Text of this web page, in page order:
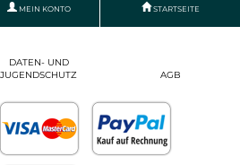
MEIN KONTO STARTSEITE
DATEN- UND
JUGENDSCHUTZ
AGB